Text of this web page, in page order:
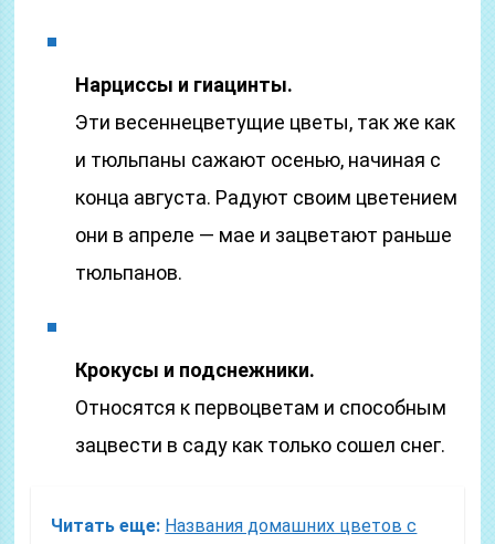
Нарциссы и гиацинты.
Эти весеннецветущие цветы, так же как
и тюльпаны сажают осенью, начиная с
конца августа. Радуют своим цветением
они в апреле — мае и зацветают раньше
тюльпанов.
Крокусы и подснежники.
Относятся к первоцветам и способным
зацвести в саду как только сошел снег.
Читать еще: Названия домашних цветов с